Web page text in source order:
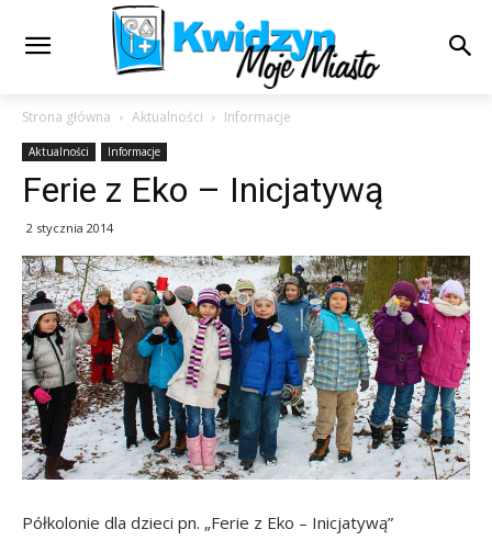
Strona główna Aktualności Informacje
Aktualności Informacje
Ferie z Eko – Inicjatywą
2 stycznia 2014
Półkolonie dla dzieci pn. „Ferie z Eko – Inicjatywą”